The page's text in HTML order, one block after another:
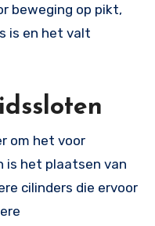
beweging op pikt,
is en het valt
om het voor
is het plaatsen van
cilinders die ervoor